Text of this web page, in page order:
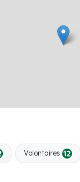
Volontaires